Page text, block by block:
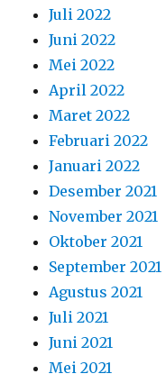
Juli 2022
Juni 2022
Mei 2022
April 2022
Maret 2022
Februari 2022
Januari 2022
Desember 2021
November 2021
Oktober 2021
September 2021
Agustus 2021
Juli 2021
Juni 2021
Mei 2021